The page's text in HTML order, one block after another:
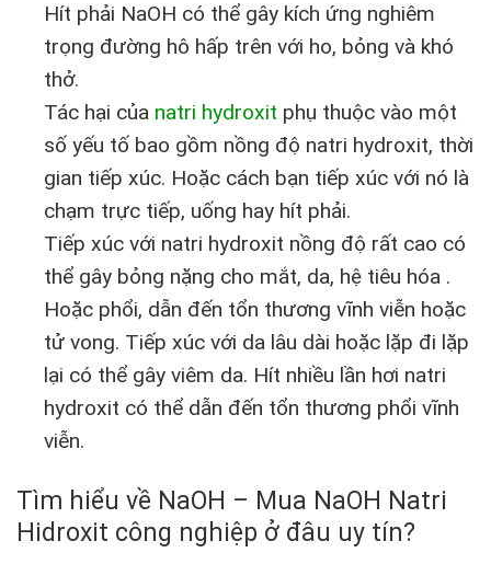
Hít phải NaOH có thể gây kích ứng nghiêm
trọng đường hô hấp trên với ho, bỏng và khó
thở.
Tác hại của natri hydroxit phụ thuộc vào một
số yếu tố bao gồm nồng độ natri hydroxit, thời
gian tiếp xúc. Hoặc cách bạn tiếp xúc với nó là
chạm trực tiếp, uống hay hít phải.
Tiếp xúc với natri hydroxit nồng độ rất cao có
thể gây bỏng nặng cho mắt, da, hệ tiêu hóa .
Hoặc phổi, dẫn đến tổn thương vĩnh viễn hoặc
tử vong. Tiếp xúc với da lâu dài hoặc lặp đi lặp
lại có thể gây viêm da. Hít nhiều lần hơi natri
hydroxit có thể dẫn đến tổn thương phổi vĩnh
viễn.
Tìm hiểu về NaOH – Mua NaOH Natri
Hidroxit công nghiệp ở đâu uy tín?